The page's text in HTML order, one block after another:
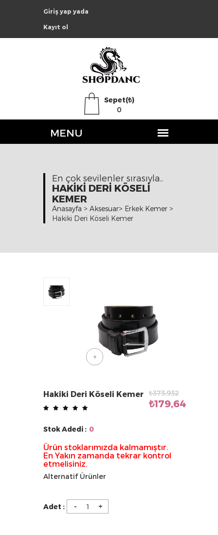
Giriş yap yada
Kayıt ol
Sepet(₺)
0
En çok sevilenler sırasıyla..
HAKIKI DERI KÖSELI
KEMER
Anasayfa > Aksesuar> Erkek Kemer >
Hakiki Deri Köseli Kemer
+
Hakiki Deri Köseli Kemer
Stok Adedi : 0
Ürün stoklarımızda kalmamıştır.
En Yakın zamanda tekrar kontrol
etmelisiniz.
Alternatif Ürünler
Adet : - +
₺373,932
₺179,64